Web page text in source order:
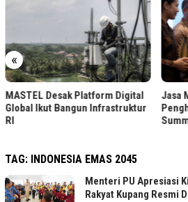
«
Digital
Jasa Marga Raih Dua
Penghargaan di Indonesia
TAG: INDONESIA EMAS 2045
Menteri PU Apresiasi
Rakyat Kupang Resmi